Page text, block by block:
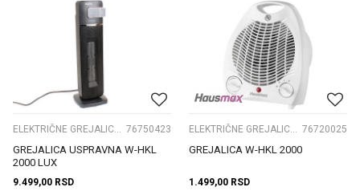
ELEKTRIČNE GREJALICE I PRIBOR 76750423
GREJALICA USPRAVNA W-HKL
2000 LUX
9.499,00 RSD
ELEKTRIČNE GREJALICE I PRIBOR 76720025
GREJALICA W-HKL 2000
1.499,00 RSD